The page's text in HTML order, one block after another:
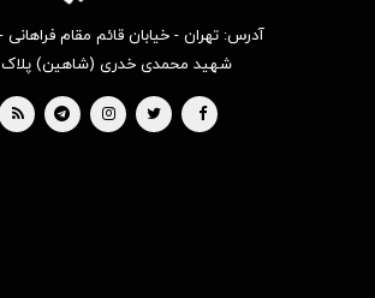
آدرس: تهران - خیابان قائم مقام فراهانی
شهید محمدی خدری (شاهین) پلاک ۵